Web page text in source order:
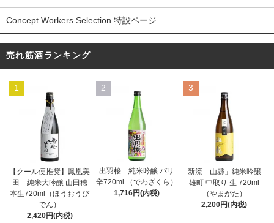
Concept Workers Selection 特設ページ
売れ筋酒ランキング
1
【クール便推奨】鳳凰美
田 純米大吟醸 山田穂
本生720ml（ほうおうび
でん）
2,420円(内税)
2
出羽桜 純米吟醸 バリ
辛720ml （でわざくら）
1,716円(内税)
3
新流「山縣」純米吟醸
雄町 中取り 生 720ml
（やまがた）
2,200円(内税)